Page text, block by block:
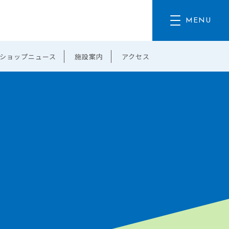
ョップニュース 施設案内 アクセス